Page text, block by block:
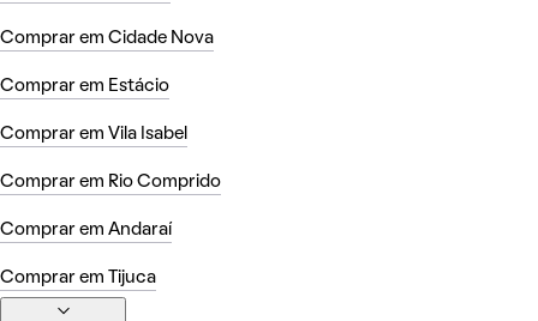
Comprar em Cidade Nova
Comprar em Estácio
Comprar em Vila Isabel
Comprar em Rio Comprido
Comprar em Andaraí
Comprar em Tijuca